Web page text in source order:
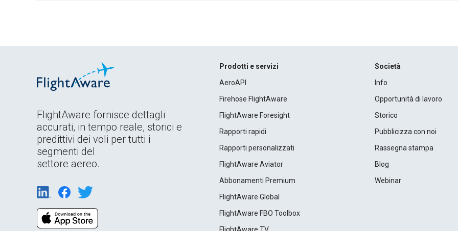
FlightAware fornisce dettagli
accurati, in tempo reale, storici e
predittivi dei voli per tutti i
segmenti del
settore aereo.
Prodotti e servizi
AeroAPI
Firehose FlightAware
FlightAware Foresight
Rapporti rapidi
Rapporti personalizzati
FlightAware Aviator
Abbonamenti Premium
FlightAware Global
FlightAware FBO Toolbox
Società
Info
Opportunità di lavoro
Storico
Pubblicizza con noi
Rassegna stampa
Blog
Webinar